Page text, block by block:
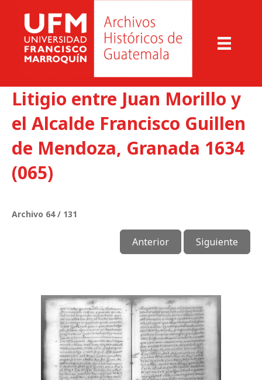
Litigio entre Juan Morillo y
el Alcalde Francisco Guillen
de Mendoza, Granada 1634
(065)
Archivo 64 / 131
Anterior Siguiente